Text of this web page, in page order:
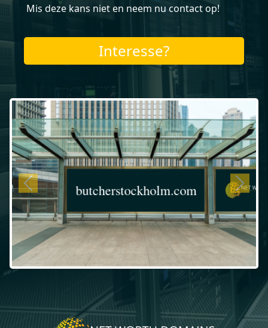
Mis deze kans niet en neem nu contact op!
Interesse?